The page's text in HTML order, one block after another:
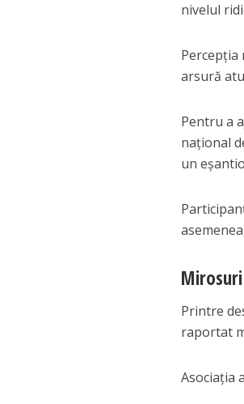
nivelul
arsură
Pentru a
național
un
Printre
raportat
Asociația